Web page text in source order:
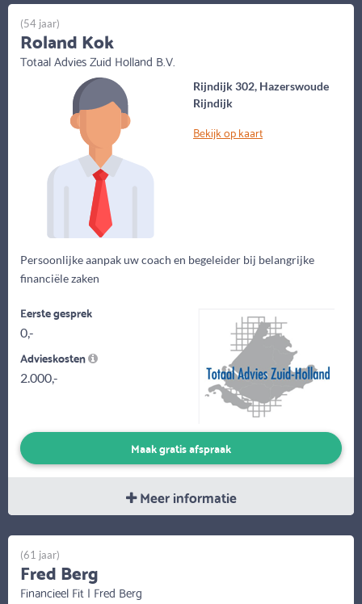
Rijndijk 302, Hazerswoude
Rijndijk
Bekijk op kaart
Persoonlijke aanpak uw coach en begeleider bij belangrijke
financiële zaken
(54 jaar)
Roland Kok
Totaal Advies Zuid Holland B.V.
Eerste gesprek
0,-
Advieskosten
2.000,-
Maak gratis afspraak
Meer informatie
(61 jaar)
Fred Berg
Financieel Fit | Fred Berg